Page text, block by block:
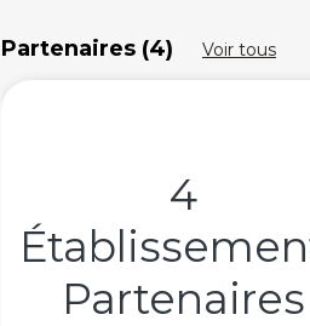
Partenaires (4) Voir tous
4
Partenaires